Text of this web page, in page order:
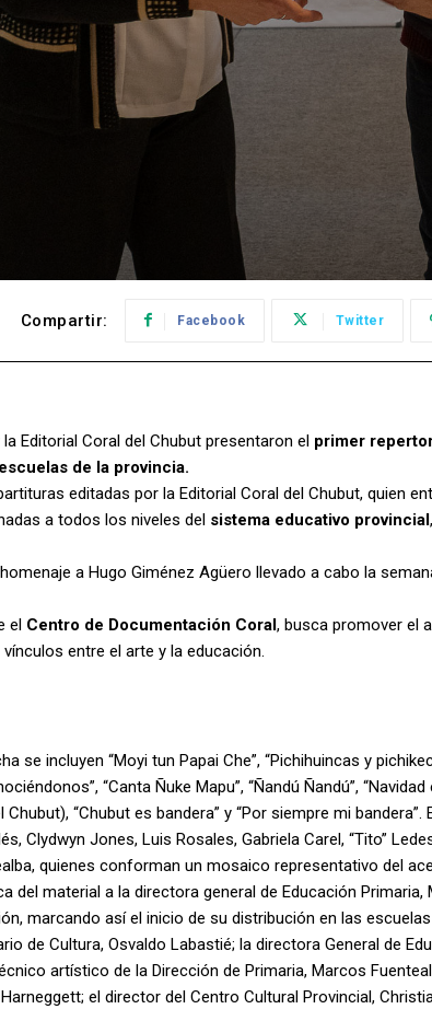
Compartir: Facebook Twitter
Editorial Coral del Chubut presentaron el primer
de la provincia.
editadas por la Editorial Coral del Chubut, quien
a todos los niveles del sistema educativo provincial
a Hugo Giménez Agüero llevado a cabo la
el Centro de Documentación Coral, busca promover el
entre el arte y la educación.
se incluyen “Moyi tun Papai Che”, “Pichihuincas y
“Canta Ñuke Mapu”, “Ñandú Ñandú”, “Navidad
“Chubut es bandera” y “Por siempre mi
Clydwyn Jones, Luis Rosales, Gabriela Carel, “Tito”
quienes conforman un mosaico representativo del
del material a la directora general de Educación Primaria,
marcando así el inicio de su distribución en las
de Cultura, Osvaldo Labastié; la directora General de
artístico de la Dirección de Primaria, Marcos
el director del Centro Cultural Provincial,